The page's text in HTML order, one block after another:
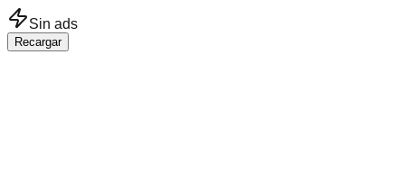
Saltar al contenido principal
Sin ads
Recargar